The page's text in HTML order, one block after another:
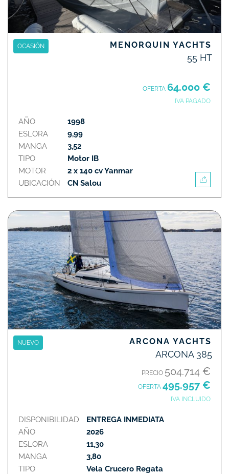
OCASIÓN MENORQUIN YACHTS
55 HT
OFERTA 64.000 €
IVA PAGADO
AÑO
ESLORA
MANGA
TIPO
MOTOR
UBICACIÓN
1998
9,99
3,52
Motor IB
2 x 140 cv Yanmar
CN Salou
NUEVO ARCONA YACHTS
ARCONA 385
PRECIO 504.714 €
OFERTA 495.957 €
IVA INCLUIDO
DISPONIBILIDAD
AÑO
ESLORA
MANGA
TIPO
ENTREGA INMEDIATA
2026
11,30
3,80
Vela Crucero Regata